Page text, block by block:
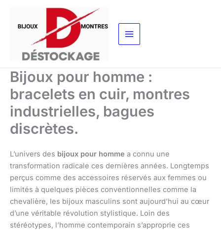
contenu
Bijoux pour homme :
bracelets en cuir, montres
industrielles, bagues
discrètes.
L’univers des bijoux pour homme a connu une
transformation radicale ces dernières années. Longtemps
perçus comme des accessoires réservés aux femmes ou
limités à quelques pièces conventionnelles comme la
chevalière, les bijoux masculins sont aujourd’hui au cœur
d’une véritable révolution stylistique. Loin des
stéréotypes, l’homme contemporain s’approprie ces